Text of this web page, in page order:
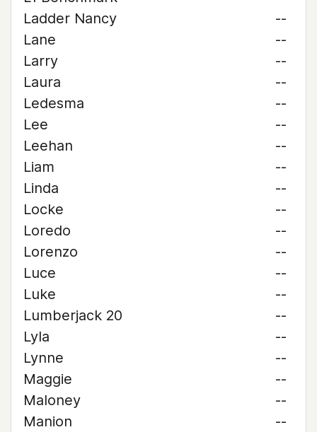
Ladder Nancy
--
Lane
--
Larry
--
Laura
--
Ledesma
--
Lee
--
Leehan
--
Liam
--
Linda
--
Locke
--
Loredo
--
Lorenzo
--
Luce
--
Luke
--
Lumberjack 20
--
Lyla
--
Lynne
--
Maggie
--
Maloney
--
Manion
--